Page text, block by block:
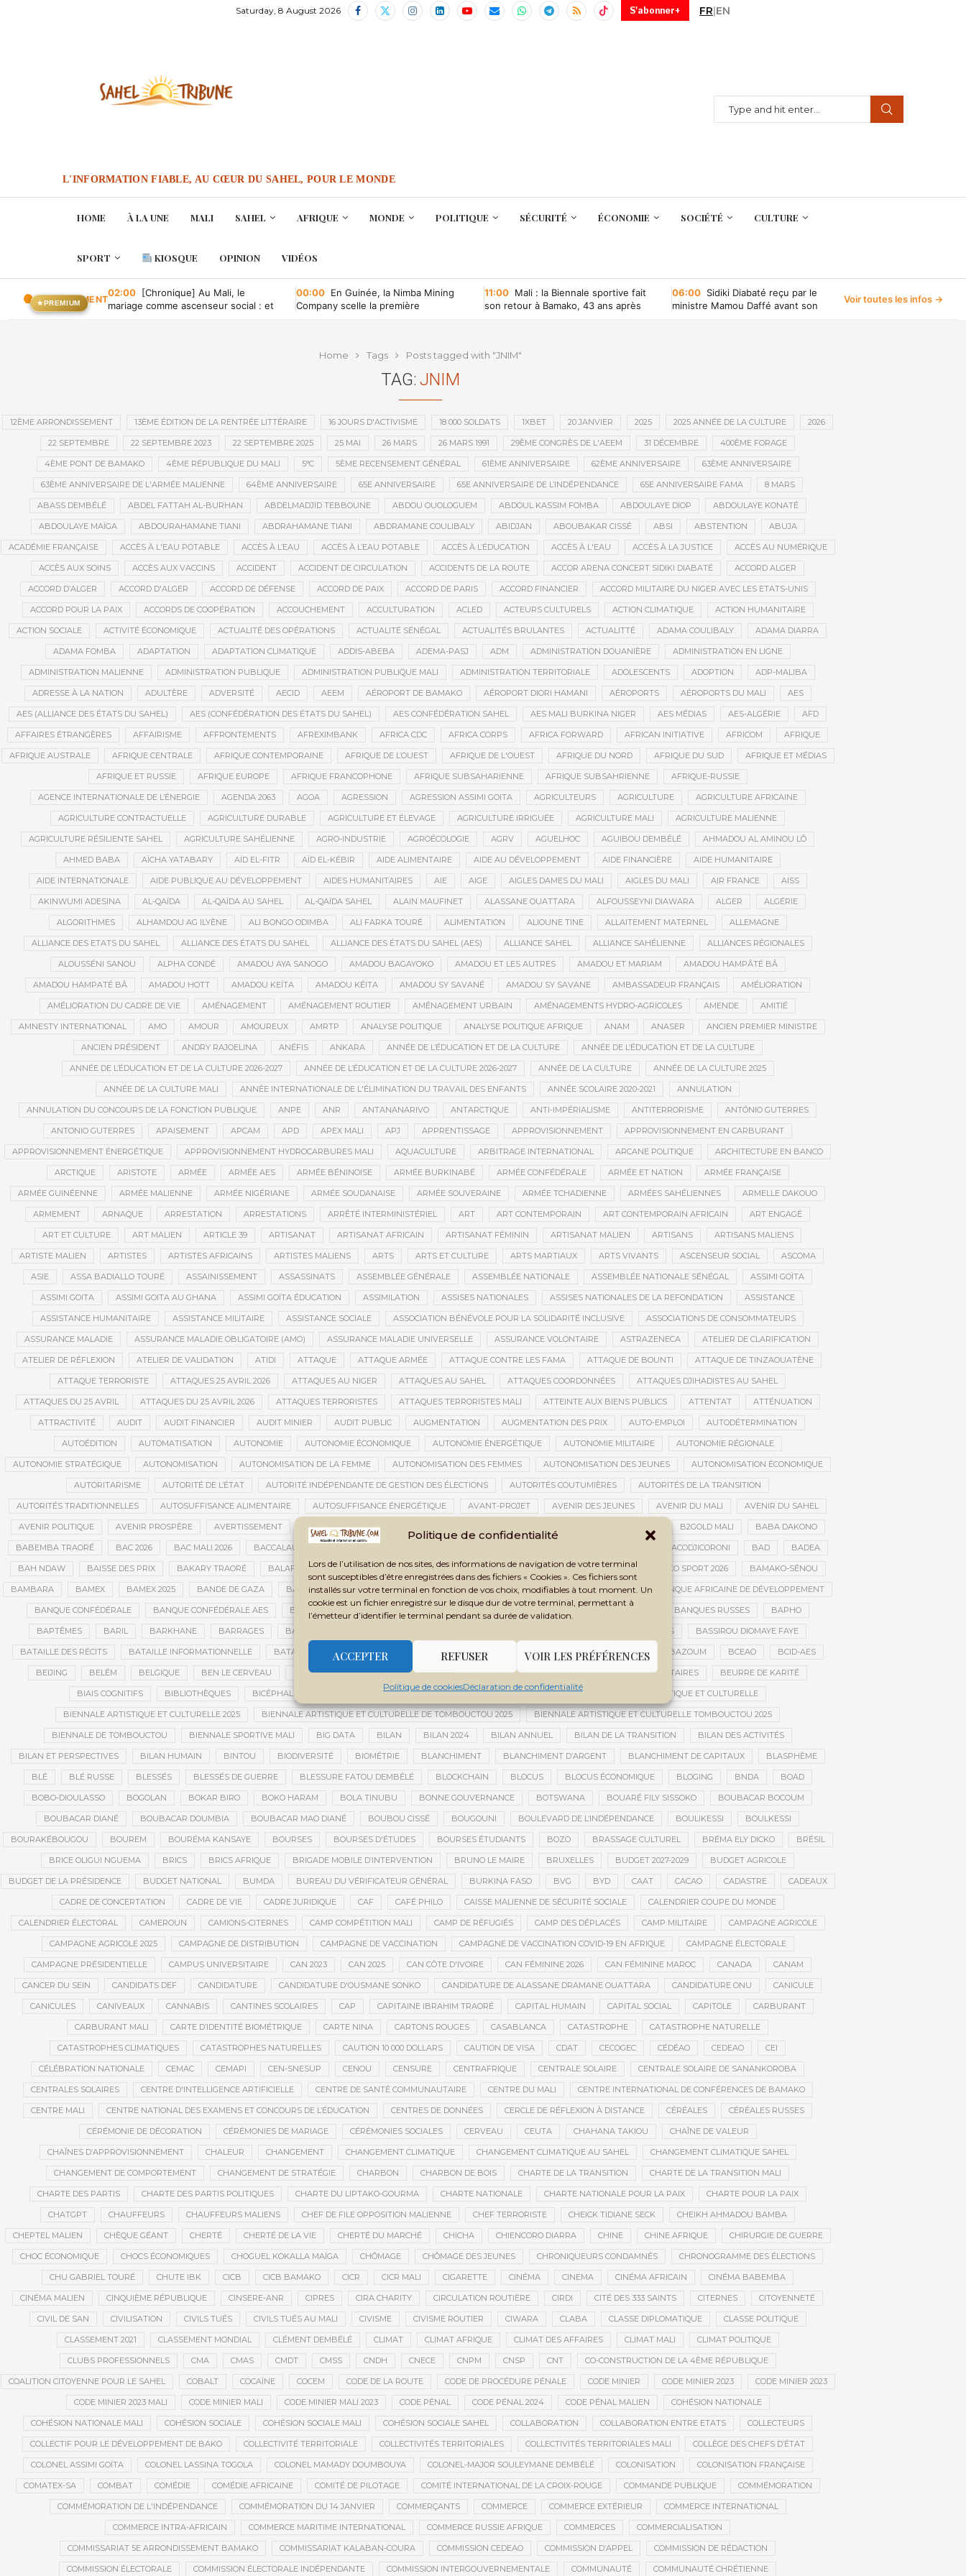
Politique de confidentialité
Lors de l’utilisation de nos sites, des informations de navigation de votre terminal
sont susceptibles d’être enregistrées dans des fichiers « Cookies ». Ces fichiers sont
installés sur votre terminal en fonction de vos choix, modifiables à tout moment. Un
cookie est un fichier enregistré sur le disque dur de votre terminal, permettant à
l’émetteur d’identifier le terminal pendant sa durée de validation.
ACCEPTER REFUSER VOIR LES PRÉFÉRENCES
Politique de cookiesDéclaration de confidentialité
Saturday, 8 August 2026 S'abonner+ FR EN
L'INFORMATION FIABLE, AU CŒUR DU SAHEL, POUR LE MONDE
HOME À LA UNE MALI SAHEL AFRIQUE MONDE POLITIQUE SÉCURITÉ ÉCONOMIE SOCIÉTÉ CULTURE
SPORT KIOSQUE OPINION VIDÉOS
EN CE MOMENT
★PREMIUM
02:00 [Chronique] Au Mali, le
mariage comme ascenseur social : et
00:00 En Guinée, la Nimba Mining
Company scelle la première
11:00 Mali : la Biennale sportive fait
son retour à Bamako, 43 ans après
06:00 Sidiki Diabaté reçu par le
ministre Mamou Daffé avant son
Voir toutes les infos →
Home Tags Posts tagged with "JNIM"
TAG: JNIM
12ÈME ARRONDISSEMENT 13ÈME ÉDITION DE LA RENTRÉE LITTÉRAIRE 16 JOURS D'ACTIVISME 18 000 SOLDATS 1XBET 20 JANVIER 2025 2025 ANNÉE DE LA CULTURE 2026
22 SEPTEMBRE 22 SEPTEMBRE 2023 22 SEPTEMBRE 2025 25 MAI 26 MARS 26 MARS 1991 29ÈME CONGRÈS DE L'AEEM 31 DÉCEMBRE 400ÈME FORAGE
4ÈME PONT DE BAMAKO 4ÈME RÉPUBLIQUE DU MALI 5°C 5ÈME RECENSEMENT GÉNÉRAL 61ÈME ANNIVERSAIRE 62ÈME ANNIVERSAIRE 63ÈME ANNIVERSAIRE
63ÈME ANNIVERSAIRE DE L'ARMÉE MALIENNE 64ÈME ANNIVERSAIRE 65E ANNIVERSAIRE 65E ANNIVERSAIRE DE L’INDÉPENDANCE 65E ANNIVERSAIRE FAMA 8 MARS
ABASS DEMBÉLÉ ABDEL FATTAH AL-BURHAN ABDELMADJID TEBBOUNE ABDOU OUOLOGUEM ABDOUL KASSIM FOMBA ABDOULAYE DIOP ABDOULAYE KONATÉ
ABDOULAYE MAÏGA ABDOURAHAMANE TIANI ABDRAHAMANE TIANI ABDRAMANE COULIBALY ABIDJAN ABOUBAKAR CISSÉ ABSI ABSTENTION ABUJA
ACADÉMIE FRANÇAISE ACCÈS À L'EAU POTABLE ACCÈS À L’EAU ACCÈS À L’EAU POTABLE ACCÈS À L’ÉDUCATION ACCÈS À L'EAU ACCÈS À LA JUSTICE ACCÈS AU NUMÉRIQUE
ACCÈS AUX SOINS ACCÈS AUX VACCINS ACCIDENT ACCIDENT DE CIRCULATION ACCIDENTS DE LA ROUTE ACCOR ARENA CONCERT SIDIKI DIABATÉ ACCORD ALGER
ACCORD D’ALGER ACCORD D'ALGER ACCORD DE DÉFENSE ACCORD DE PAIX ACCORD DE PARIS ACCORD FINANCIER ACCORD MILITAIRE DU NIGER AVEC LES ETATS-UNIS
ACCORD POUR LA PAIX ACCORDS DE COOPÉRATION ACCOUCHEMENT ACCULTURATION ACLED ACTEURS CULTURELS ACTION CLIMATIQUE ACTION HUMANITAIRE
ACTION SOCIALE ACTIVITÉ ÉCONOMIQUE ACTUALITÉ DES OPÉRATIONS ACTUALITÉ SÉNÉGAL ACTUALITÉS BRULANTES ACTUALITTÉ ADAMA COULIBALY ADAMA DIARRA
ADAMA FOMBA ADAPTATION ADAPTATION CLIMATIQUE ADDIS-ABEBA ADEMA-PASJ ADM ADMINISTRATION DOUANIÈRE ADMINISTRATION EN LIGNE
ADMINISTRATION MALIENNE ADMINISTRATION PUBLIQUE ADMINISTRATION PUBLIQUE MALI ADMINISTRATION TERRITORIALE ADOLESCENTS ADOPTION ADP-MALIBA
ADRESSE À LA NATION ADULTÈRE ADVERSITÉ AECID AEEM AÉROPORT DE BAMAKO AÉROPORT DIORI HAMANI AÉROPORTS AÉROPORTS DU MALI AES
AES (ALLIANCE DES ÉTATS DU SAHEL) AES (CONFÉDÉRATION DES ÉTATS DU SAHEL) AES CONFÉDÉRATION SAHEL AES MALI BURKINA NIGER AES MÉDIAS AES-ALGÉRIE AFD
AFFAIRES ÉTRANGÈRES AFFAIRISME AFFRONTEMENTS AFREXIMBANK AFRICA CDC AFRICA CORPS AFRICA FORWARD AFRICAN INITIATIVE AFRICOM AFRIQUE
AFRIQUE AUSTRALE AFRIQUE CENTRALE AFRIQUE CONTEMPORAINE AFRIQUE DE L’OUEST AFRIQUE DE L'OUEST AFRIQUE DU NORD AFRIQUE DU SUD AFRIQUE ET MÉDIAS
AFRIQUE ET RUSSIE AFRIQUE EUROPE AFRIQUE FRANCOPHONE AFRIQUE SUBSAHARIENNE AFRIQUE SUBSAHRIENNE AFRIQUE-RUSSIE
AGENCE INTERNATIONALE DE L’ÉNERGIE AGENDA 2063 AGOA AGRESSION AGRESSION ASSIMI GOITA AGRICULTEURS AGRICULTURE AGRICULTURE AFRICAINE
AGRICULTURE CONTRACTUELLE AGRICULTURE DURABLE AGRICULTURE ET ÉLEVAGE AGRICULTURE IRRIGUÉE AGRICULTURE MALI AGRICULTURE MALIENNE
AGRICULTURE RÉSILIENTE SAHEL AGRICULTURE SAHÉLIENNE AGRO-INDUSTRIE AGROÉCOLOGIE AGRV AGUELHOC AGUIBOU DEMBÉLÉ AHMADOU AL AMINOU LÔ
AHMED BABA AÏCHA YATABARY AÏD EL-FITR AÏD EL-KÉBIR AIDE ALIMENTAIRE AIDE AU DÉVELOPPEMENT AIDE FINANCIÈRE AIDE HUMANITAIRE
AIDE INTERNATIONALE AIDE PUBLIQUE AU DÉVELOPPEMENT AIDES HUMANITAIRES AIE AIGE AIGLES DAMES DU MALI AIGLES DU MALI AIR FRANCE AISS
AKINWUMI ADESINA AL-QAÏDA AL-QAÏDA AU SAHEL AL-QAÏDA SAHEL ALAIN MAUFINET ALASSANE OUATTARA ALFOUSSEYNI DIAWARA ALGER ALGÉRIE
ALGORITHMES ALHAMDOU AG ILYÈNE ALI BONGO ODIMBA ALI FARKA TOURÉ ALIMENTATION ALIOUNE TINE ALLAITEMENT MATERNEL ALLEMAGNE
ALLIANCE DES ETATS DU SAHEL ALLIANCE DES ÉTATS DU SAHEL ALLIANCE DES ÉTATS DU SAHEL (AES) ALLIANCE SAHEL ALLIANCE SAHÉLIENNE ALLIANCES RÉGIONALES
ALOUSSÉNI SANOU ALPHA CONDÉ AMADOU AYA SANOGO AMADOU BAGAYOKO AMADOU ET LES AUTRES AMADOU ET MARIAM AMADOU HAMPÂTÉ BÂ
AMADOU HAMPATÉ BÂ AMADOU HOTT AMADOU KEÏTA AMADOU KÉITA AMADOU SY SAVANÉ AMADOU SY SAVANE AMBASSADEUR FRANÇAIS AMÉLIORATION
AMÉLIORATION DU CADRE DE VIE AMÉNAGEMENT AMÉNAGEMENT ROUTIER AMÉNAGEMENT URBAIN AMÉNAGEMENTS HYDRO-AGRICOLES AMENDE AMITIÉ
AMNESTY INTERNATIONAL AMO AMOUR AMOUREUX AMRTP ANALYSE POLITIQUE ANALYSE POLITIQUE AFRIQUE ANAM ANASER ANCIEN PREMIER MINISTRE
ANCIEN PRÉSIDENT ANDRY RAJOELINA ANÉFIS ANKARA ANNÉE DE L’ÉDUCATION ET DE LA CULTURE ANNÉE DE L’ÉDUCATION ET DE LA CULTURE
ANNÉE DE L’ÉDUCATION ET DE LA CULTURE 2026-2027 ANNÉE DE L’ÉDUCATION ET DE LA CULTURE 2026-2027 ANNÉE DE LA CULTURE ANNÉE DE LA CULTURE 2025
ANNÉE DE LA CULTURE MALI ANNÉE INTERNATIONALE DE L'ÉLIMINATION DU TRAVAIL DES ENFANTS ANNÉE SCOLAIRE 2020-2021 ANNULATION
ANNULATION DU CONCOURS DE LA FONCTION PUBLIQUE ANPE ANR ANTANANARIVO ANTARCTIQUE ANTI-IMPÉRIALISME ANTITERRORISME ANTÓNIO GUTERRES
ANTONIO GUTERRES APAISEMENT APCAM APD APEX MALI APJ APPRENTISSAGE APPROVISIONNEMENT APPROVISIONNEMENT EN CARBURANT
APPROVISIONNEMENT ÉNERGÉTIQUE APPROVISIONNEMENT HYDROCARBURES MALI AQUACULTURE ARBITRAGE INTERNATIONAL ARCANE POLITIQUE ARCHITECTURE EN BANCO
ARCTIQUE ARISTOTE ARMÉE ARMÉE AES ARMÉE BÉNINOISE ARMÉE BURKINABÉ ARMÉE CONFÉDÉRALE ARMÉE ET NATION ARMÉE FRANÇAISE
ARMÉE GUINÉENNE ARMÉE MALIENNE ARMÉE NIGÉRIANE ARMÉE SOUDANAISE ARMÉE SOUVERAINE ARMÉE TCHADIENNE ARMÉES SAHÉLIENNES ARMELLE DAKOUO
ARMEMENT ARNAQUE ARRESTATION ARRESTATIONS ARRÊTÉ INTERMINISTÉRIEL ART ART CONTEMPORAIN ART CONTEMPORAIN AFRICAIN ART ENGAGÉ
ART ET CULTURE ART MALIEN ARTICLE 39 ARTISANAT ARTISANAT AFRICAIN ARTISANAT FÉMININ ARTISANAT MALIEN ARTISANS ARTISANS MALIENS
ARTISTE MALIEN ARTISTES ARTISTES AFRICAINS ARTISTES MALIENS ARTS ARTS ET CULTURE ARTS MARTIAUX ARTS VIVANTS ASCENSEUR SOCIAL ASCOMA
ASIE ASSA BADIALLO TOURÉ ASSAINISSEMENT ASSASSINATS ASSEMBLÉE GÉNÉRALE ASSEMBLÉE NATIONALE ASSEMBLÉE NATIONALE SÉNÉGAL ASSIMI GOÏTA
ASSIMI GOITA ASSIMI GOITA AU GHANA ASSIMI GOÏTA ÉDUCATION ASSIMILATION ASSISES NATIONALES ASSISES NATIONALES DE LA REFONDATION ASSISTANCE
ASSISTANCE HUMANITAIRE ASSISTANCE MILITAIRE ASSISTANCE SOCIALE ASSOCIATION BÉNÉVOLE POUR LA SOLIDARITÉ INCLUSIVE ASSOCIATIONS DE CONSOMMATEURS
ASSURANCE MALADIE ASSURANCE MALADIE OBLIGATOIRE (AMO) ASSURANCE MALADIE UNIVERSELLE ASSURANCE VOLONTAIRE ASTRAZENECA ATELIER DE CLARIFICATION
ATELIER DE RÉFLEXION ATELIER DE VALIDATION ATIDI ATTAQUE ATTAQUE ARMÉE ATTAQUE CONTRE LES FAMA ATTAQUE DE BOUNTI ATTAQUE DE TINZAOUATÈNE
ATTAQUE TERRORISTE ATTAQUES 25 AVRIL 2026 ATTAQUES AU NIGER ATTAQUES AU SAHEL ATTAQUES COORDONNÉES ATTAQUES DJIHADISTES AU SAHEL
ATTAQUES DU 25 AVRIL ATTAQUES DU 25 AVRIL 2026 ATTAQUES TERRORISTES ATTAQUES TERRORISTES MALI ATTEINTE AUX BIENS PUBLICS ATTENTAT ATTÉNUATION
ATTRACTIVITÉ AUDIT AUDIT FINANCIER AUDIT MINIER AUDIT PUBLIC AUGMENTATION AUGMENTATION DES PRIX AUTO-EMPLOI AUTODÉTERMINATION
AUTOÉDITION AUTOMATISATION AUTONOMIE AUTONOMIE ÉCONOMIQUE AUTONOMIE ÉNERGÉTIQUE AUTONOMIE MILITAIRE AUTONOMIE RÉGIONALE
AUTONOMIE STRATÉGIQUE AUTONOMISATION AUTONOMISATION DE LA FEMME AUTONOMISATION DES FEMMES AUTONOMISATION DES JEUNES AUTONOMISATION ÉCONOMIQUE
AUTORITARISME AUTORITÉ DE L’ÉTAT AUTORITÉ INDÉPENDANTE DE GESTION DES ÉLECTIONS AUTORITÉS COUTUMIÈRES AUTORITÉS DE LA TRANSITION
AUTORITÉS TRADITIONNELLES AUTOSUFFISANCE ALIMENTAIRE AUTOSUFFISANCE ÉNERGÉTIQUE AVANT-PROJET AVENIR DES JEUNES AVENIR DU MALI AVENIR DU SAHEL
AVENIR POLITIQUE AVENIR PROSPÈRE AVERTISSEMENT AVIATION CIVILE B2GOLD MALI BABA DAKONO
BABEMBA TRAORÉ BAC 2026 BAC MALI 2026 BACCALAURÉAT BACODJICORONI BAD BADEA
BAH NDAW BAISSE DES PRIX BAKARY TRAORÉ BALAFON BAMAKO BAMAKO 2025 BAMAKO 2026 BAMAKO SÉCURITÉ BAMAKO SPORT 2026 BAMAKO-SÉNOU
BAMBARA BAMEX BAMEX 2025 BANDE DE GAZA BANDIAGARA BANDIOUGOU DANTÉ BANDITISME BANGUI BANQUE BANQUE AFRICAINE DE DÉVELOPPEMENT
BANQUE CONFÉDÉRALE BANQUE CONFÉDÉRALE AES BANQUE MONDIALE BANQUE OUEST-AFRICAINE DE DÉVELOPPEMENT BANQUES RUSSES BAPHO
BAPTÊMES BARIL BARKHANE BARRAGES BARRICADES BARS BASSIROU DIOMAYE FAYE
BATAILLE DES RÉCITS BATAILLE INFORMATIONNELLE BATAILLON TCHADIEN BATTERIES ÉLECTRIQUES BATTERIES LITHIUM BAUXITE BAZOUM BCEAO BCID-AES
BEIJING BELÉM BELGIQUE BEN LE CERVEAU BÉNIN BER BERNARD AYLWARD BESOIN HUMANITAIRE BESOINS HUMANITAIRES BEURRE DE KARITÉ
BIAIS COGNITIFS BIBLIOTHÈQUES BICÉPHALISME BIENNALE AFRICAINE DE LA PHOTOGRAPHIE BIENNALE ARTISTIQUE ET CULTURELLE
BIENNALE ARTISTIQUE ET CULTURELLE 2025 BIENNALE ARTISTIQUE ET CULTURELLE DE TOMBOUCTOU 2025 BIENNALE ARTISTIQUE ET CULTURELLE TOMBOUCTOU 2025
BIENNALE DE TOMBOUCTOU BIENNALE SPORTIVE MALI BIG DATA BILAN BILAN 2024 BILAN ANNUEL BILAN DE LA TRANSITION BILAN DES ACTIVITÉS
BILAN ET PERSPECTIVES BILAN HUMAIN BINTOU BIODIVERSITÉ BIOMÉTRIE BLANCHIMENT BLANCHIMENT D’ARGENT BLANCHIMENT DE CAPITAUX BLASPHÈME
BLÉ BLÉ RUSSE BLESSÉS BLESSÉS DE GUERRE BLESSURE FATOU DEMBÉLÉ BLOCKCHAIN BLOCUS BLOCUS ÉCONOMIQUE BLOGING BNDA BOAD
BOBO-DIOULASSO BOGOLAN BOKAR BIRO BOKO HARAM BOLA TINUBU BONNE GOUVERNANCE BOTSWANA BOUARÉ FILY SISSOKO BOUBACAR BOCOUM
BOUBACAR DIANÉ BOUBACAR DOUMBIA BOUBACAR MAO DIANÉ BOUBOU CISSÉ BOUGOUNI BOULEVARD DE L’INDÉPENDANCE BOULIKESSI BOULKESSI
BOURAKÉBOUGOU BOUREM BOURÉMA KANSAYE BOURSES BOURSES D'ÉTUDES BOURSES ÉTUDIANTS BOZO BRASSAGE CULTUREL BRÉMA ELY DICKO BRÉSIL
BRICE OLIGUI NGUEMA BRICS BRICS AFRIQUE BRIGADE MOBILE D’INTERVENTION BRUNO LE MAIRE BRUXELLES BUDGET 2027-2029 BUDGET AGRICOLE
BUDGET DE LA PRÉSIDENCE BUDGET NATIONAL BUMDA BUREAU DU VÉRIFICATEUR GÉNÉRAL BURKINA FASO BVG BYD CAAT CACAO CADASTRE CADEAUX
CADRE DE CONCERTATION CADRE DE VIE CADRE JURIDIQUE CAF CAFÉ PHILO CAISSE MALIENNE DE SÉCURITÉ SOCIALE CALENDRIER COUPE DU MONDE
CALENDRIER ÉLECTORAL CAMEROUN CAMIONS-CITERNES CAMP COMPÉTITION MALI CAMP DE RÉFUGIÉS CAMP DES DÉPLACÉS CAMP MILITAIRE CAMPAGNE AGRICOLE
CAMPAGNE AGRICOLE 2025 CAMPAGNE DE DISTRIBUTION CAMPAGNE DE VACCINATION CAMPAGNE DE VACCINATION COVID-19 EN AFRIQUE CAMPAGNE ÉLECTORALE
CAMPAGNE PRÉSIDENTIELLE CAMPUS UNIVERSITAIRE CAN 2023 CAN 2025 CAN CÔTE D'IVOIRE CAN FÉMININE 2026 CAN FÉMININE MAROC CANADA CANAM
CANCER DU SEIN CANDIDATS DEF CANDIDATURE CANDIDATURE D'OUSMANE SONKO CANDIDATURE DE ALASSANE DRAMANE OUATTARA CANDIDATURE ONU CANICULE
CANICULES CANIVEAUX CANNABIS CANTINES SCOLAIRES CAP CAPITAINE IBRAHIM TRAORÉ CAPITAL HUMAIN CAPITAL SOCIAL CAPITOLE CARBURANT
CARBURANT MALI CARTE D’IDENTITÉ BIOMÉTRIQUE CARTE NINA CARTONS ROUGES CASABLANCA CATASTROPHE CATASTROPHE NATURELLE
CATASTROPHES CLIMATIQUES CATASTROPHES NATURELLES CAUTION 10 000 DOLLARS CAUTION DE VISA CDAT CECOGEC CÉDÉAO CEDEAO CEI
CÉLÉBRATION NATIONALE CEMAC CEMAPI CEN-SNESUP CENOU CENSURE CENTRAFRIQUE CENTRALE SOLAIRE CENTRALE SOLAIRE DE SANANKOROBA
CENTRALES SOLAIRES CENTRE D'INTELLIGENCE ARTIFICIELLE CENTRE DE SANTÉ COMMUNAUTAIRE CENTRE DU MALI CENTRE INTERNATIONAL DE CONFÉRENCES DE BAMAKO
CENTRE MALI CENTRE NATIONAL DES EXAMENS ET CONCOURS DE L’ÉDUCATION CENTRES DE DONNÉES CERCLE DE RÉFLEXION À DISTANCE CÉRÉALES CÉRÉALES RUSSES
CÉRÉMONIE DE DÉCORATION CÉRÉMONIES DE MARIAGE CÉRÉMONIES SOCIALES CERVEAU CEUTA CHAHANA TAKIOU CHAÎNE DE VALEUR
CHAÎNES D’APPROVISIONNEMENT CHALEUR CHANGEMENT CHANGEMENT CLIMATIQUE CHANGEMENT CLIMATIQUE AU SAHEL CHANGEMENT CLIMATIQUE SAHEL
CHANGEMENT DE COMPORTEMENT CHANGEMENT DE STRATÉGIE CHARBON CHARBON DE BOIS CHARTE DE LA TRANSITION CHARTE DE LA TRANSITION MALI
CHARTE DES PARTIS CHARTE DES PARTIS POLITIQUES CHARTE DU LIPTAKO-GOURMA CHARTE NATIONALE CHARTE NATIONALE POUR LA PAIX CHARTE POUR LA PAIX
CHATGPT CHAUFFEURS CHAUFFEURS MALIENS CHEF DE FILE OPPOSITION MALIENNE CHEF TERRORISTE CHEICK TIDIANE SECK CHEIKH AHMADOU BAMBA
CHEPTEL MALIEN CHÈQUE GÉANT CHERTÉ CHERTÉ DE LA VIE CHERTÉ DU MARCHÉ CHICHA CHIENCORO DIARRA CHINE CHINE AFRIQUE CHIRURGIE DE GUERRE
CHOC ÉCONOMIQUE CHOCS ÉCONOMIQUES CHOGUEL KOKALLA MAÏGA CHÔMAGE CHÔMAGE DES JEUNES CHRONIQUEURS CONDAMNÉS CHRONOGRAMME DES ÉLECTIONS
CHU GABRIEL TOURÉ CHUTE IBK CICB CICB BAMAKO CICR CICR MALI CIGARETTE CINÉMA CINEMA CINÉMA AFRICAIN CINÉMA BABEMBA
CINÉMA MALIEN CINQUIÈME RÉPUBLIQUE CINSERE-ANR CIPRES CIRA CHARITY CIRCULATION ROUTIÈRE CIRDI CITÉ DES 333 SAINTS CITERNES CITOYENNETÉ
CIVIL DE SAN CIVILISATION CIVILS TUÉS CIVILS TUÉS AU MALI CIVISME CIVISME ROUTIER CIWARA CLABA CLASSE DIPLOMATIQUE CLASSE POLITIQUE
CLASSEMENT 2021 CLASSEMENT MONDIAL CLÉMENT DEMBÉLÉ CLIMAT CLIMAT AFRIQUE CLIMAT DES AFFAIRES CLIMAT MALI CLIMAT POLITIQUE
CLUBS PROFESSIONNELS CMA CMAS CMDT CMSS CNDH CNECE CNPM CNSP CNT CO-CONSTRUCTION DE LA 4ÈME RÉPUBLIQUE
COALITION CITOYENNE POUR LE SAHEL COBALT COCAÏNE COCEM CODE DE LA ROUTE CODE DE PROCÉDURE PÉNALE CODE MINIER CODE MINIER 2023 CODE MINIER 2023
CODE MINIER 2023 MALI CODE MINIER MALI CODE MINIER MALI 2023 CODE PÉNAL CODE PÉNAL 2024 CODE PÉNAL MALIEN COHÉSION NATIONALE
COHÉSION NATIONALE MALI COHÉSION SOCIALE COHÉSION SOCIALE MALI COHÉSION SOCIALE SAHEL COLLABORATION COLLABORATION ENTRE ETATS COLLECTEURS
COLLECTIF POUR LE DÉVELOPPEMENT DE BAKO COLLECTIVITÉ TERRITORIALE COLLECTIVITÉS TERRITORIALES COLLECTIVITÉS TERRITORIALES MALI COLLÈGE DES CHEFS D’ÉTAT
COLONEL ASSIMI GOÏTA COLONEL LASSINA TOGOLA COLONEL MAMADY DOUMBOUYA COLONEL-MAJOR SOULEYMANE DEMBÉLÉ COLONISATION COLONISATION FRANÇAISE
COMATEX-SA COMBAT COMÉDIE COMÉDIE AFRICAINE COMITÉ DE PILOTAGE COMITÉ INTERNATIONAL DE LA CROIX-ROUGE COMMANDE PUBLIQUE COMMÉMORATION
COMMÉMORATION DE L'INDÉPENDANCE COMMÉMORATION DU 14 JANVIER COMMERÇANTS COMMERCE COMMERCE EXTÉRIEUR COMMERCE INTERNATIONAL
COMMERCE INTRA-AFRICAIN COMMERCE MARITIME INTERNATIONAL COMMERCE RUSSIE AFRIQUE COMMERCES COMMERCIALISATION
COMMISSARIAT 5E ARRONDISSEMENT BAMAKO COMMISSARIAT KALABAN-COURA COMMISSION CEDEAO COMMISSION D’APPEL COMMISSION DE RÉDACTION
COMMISSION ÉLECTORALE COMMISSION ÉLECTORALE INDÉPENDANTE COMMISSION INTERGOUVERNEMENTALE COMMUNAUTÉ COMMUNAUTÉ CHRÉTIENNE